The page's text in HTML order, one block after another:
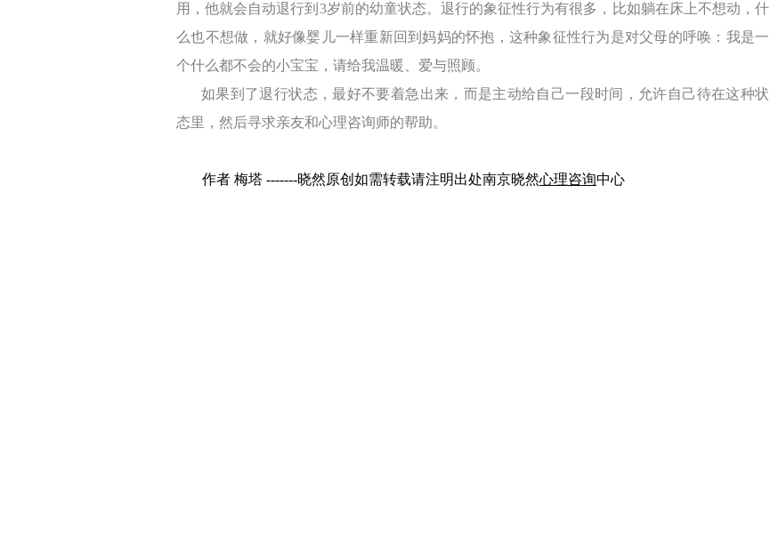
用，他就会自动退行到 3岁前的幼童状态。退行的象征性行为有很多，比如躺在床上不想动，什
么也不想做，就好像婴儿一样重新回到妈妈的怀抱，这种象征性行为是对父母的呼唤：我是一
个什么都不会的小宝宝，请给我温暖、爱与照顾。
如果到了退行状态，最好不要着急出来，而是主动给自己一段时间，允许自己待在这种状
态里，然后寻求亲友和心理咨询师的帮助。
作者 梅塔 -------晓然原创如需转载请注明出处南京晓然心理咨询中心